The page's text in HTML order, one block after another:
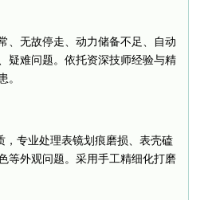
、无故停走、动力储备不足、自动
疑难问题。依托资深技师经验与精
。
专业处理表镜划痕磨损、表壳磕
等外观问题。采用手工精细化打磨